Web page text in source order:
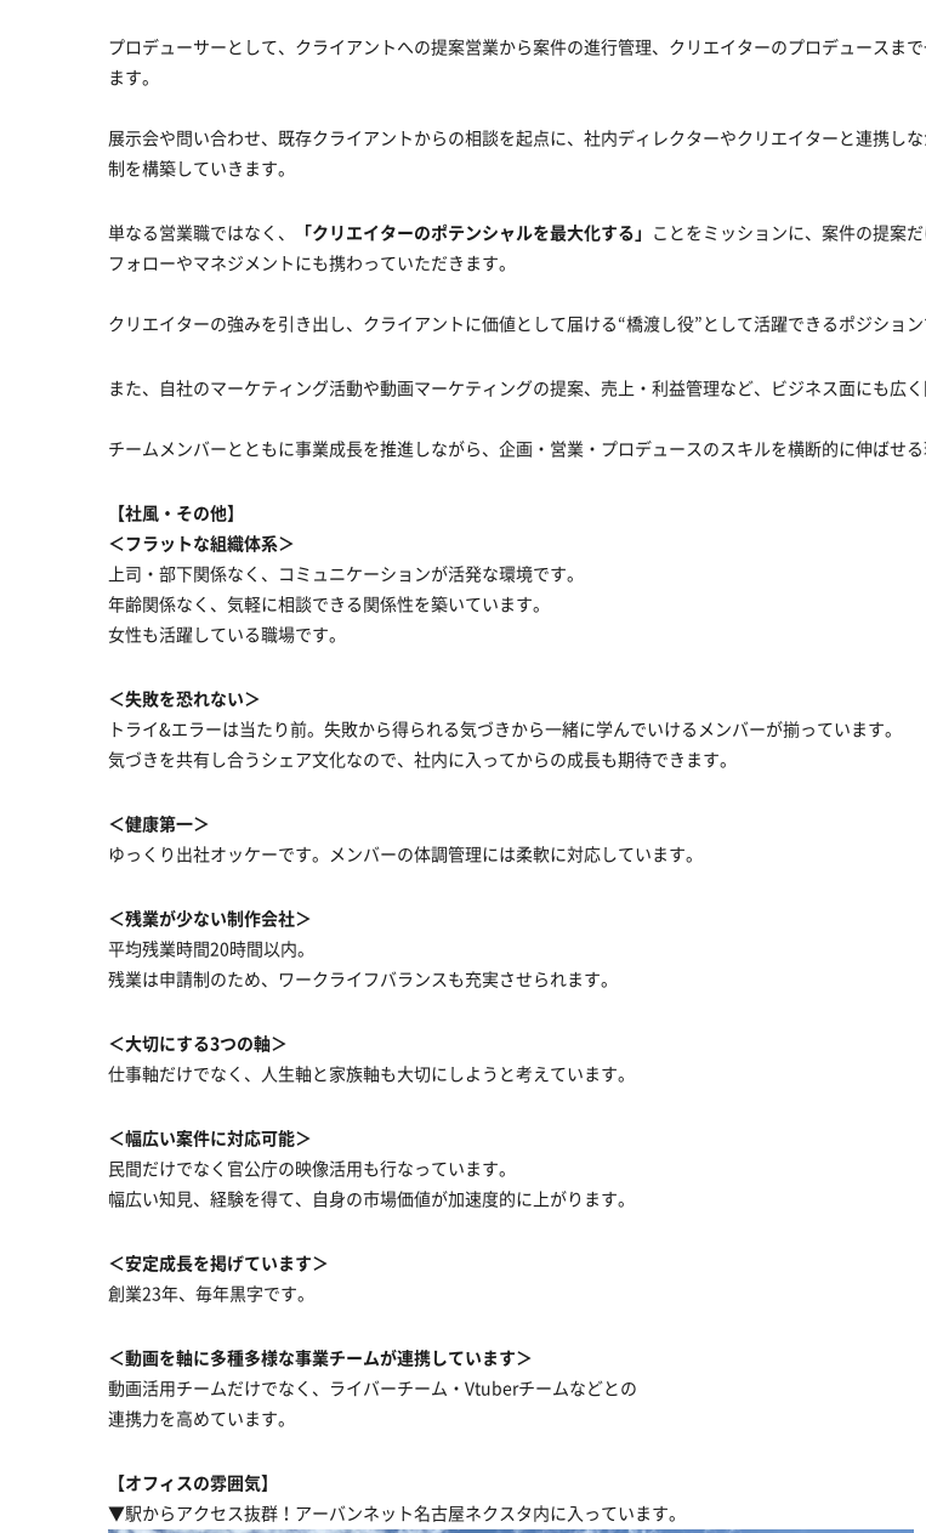
プロデューサーとして、クライアントへの提案営業から案件の進行管理、クリエイターのプロデュースま
ます。
展示会や問い合わせ、既存クライアントからの相談を起点に、社内ディレクターやクリエイターと連携し
制を構築していきます。
単なる営業職ではなく、 「クリエイターのポテンシャルを最大化する」
ことをミッションに、案件の提案
フォローやマネジメントにも携わっていただきます。
クリエイターの強みを引き出し、クライアントに価値として届ける“橋渡し役”として活躍できるポジション
また、自社のマーケティング活動や動画マーケティングの提案、売上・利益管理など、ビジネス面にも広く
チームメンバーとともに事業成長を推進しながら、企画・営業・プロデュースのスキルを横断的に伸ばせる
【社風・その他】
＜フラットな組織体系＞
上司・部下関係なく、コミュニケーションが活発な環境です。
年齢関係なく、気軽に相談できる関係性を築いています。
女性も活躍している職場です。
＜失敗を恐れない＞
トライ&エラーは当たり前。失敗から得られる気づきから一緒に学んでいけるメンバーが揃っています。
気づきを共有し合うシェア文化なので、社内に入ってからの成長も期待できます。
＜健康第一＞
ゆっくり出社オッケーです。メンバーの体調管理には柔軟に対応しています。
＜残業が少ない制作会社＞
平均残業時間20時間以内。
残業は申請制のため、ワークライフバランスも充実させられます。
＜大切にする3つの軸＞
仕事軸だけでなく、人生軸と家族軸も大切にしようと考えています。
＜幅広い案件に対応可能＞
民間だけでなく官公庁の映像活用も行なっています。
幅広い知見、経験を得て、自身の市場価値が加速度的に上がります。
＜安定成長を掲げています＞
創業23年、毎年黒字です。
＜動画を軸に多種多様な事業チームが連携しています＞
動画活用チームだけでなく、ライバーチーム・Vtuberチームなどとの
連携力を高めています。
【オフィスの雰囲気】
▼駅からアクセス抜群！アーバンネット名古屋ネクスタ内に入っています。